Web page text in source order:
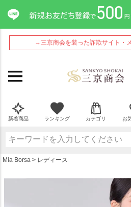
→三京商会を装った詐欺サイト・
新着商品 ランキング カテゴリ お
Mia Borsa レディース